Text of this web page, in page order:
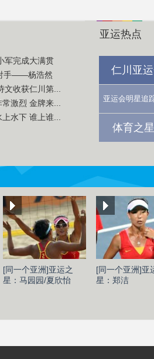
军完成大满贯
手——杨浩然
收获仁川第...
激烈 金牌来...
水下 谁上谁...
亚运热点
仁川亚
亚运会明星追
体育之
[同一个亚洲]亚运之
星：马园园/夏欣怡
[同一个亚洲]亚
星：郑洁